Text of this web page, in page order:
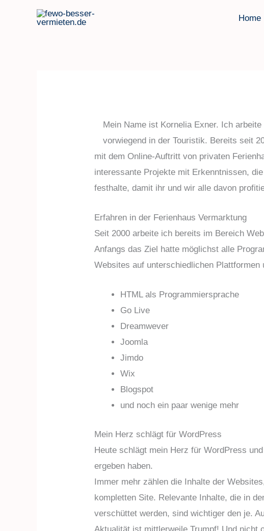
Home
Mein Name ist Kornelia Exner. Ich
vorwiegend in der Touristik. Bereits seit
mit dem Online-Auftritt von privaten
interessante Projekte mit Erkenntnissen,
festhalte, damit ihr und wir alle davon
Erfahren in der Ferienhaus Vermarktung
Seit 2000 arbeite ich bereits im Bereich
Anfangs das Ziel hatte möglichst alle
Websites auf unterschiedlichen
HTML als Programmiersprache
Go Live
Dreamwever
Joomla
Jimdo
Wix
Blogspot
und noch ein paar wenige mehr
Mein Herz schlägt für WordPress
Heute schlägt mein Herz für WordPress
ergeben haben.
Immer mehr zählen die Inhalte der
kompletten Site. Relevante Inhalte, die in
verschüttet werden, sind wichtiger den je.
Aktualität ist mittlerweile Trumpf! Und nicht